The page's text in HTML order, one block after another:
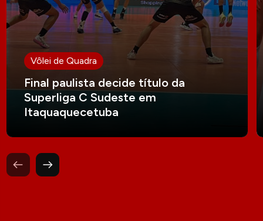
Vôlei de Quadra
Final paulista decide título da
Superliga C Sudeste em
Itaquaquecetuba